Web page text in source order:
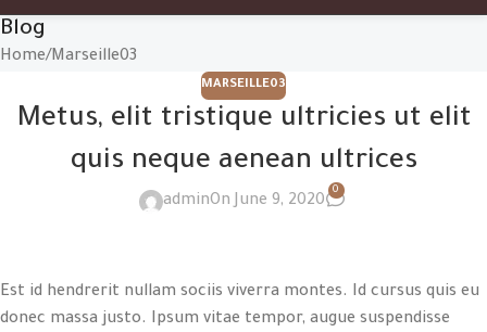
Blog
Home Marseille03
MARSEILLE03
Metus, elit tristique ultricies ut elit
quis neque aenean ultrices
adminOn June 9, 2020
0
Est id hendrerit nullam sociis viverra montes. Id cursus quis eu
donec massa justo. Ipsum vitae tempor, augue suspendisse